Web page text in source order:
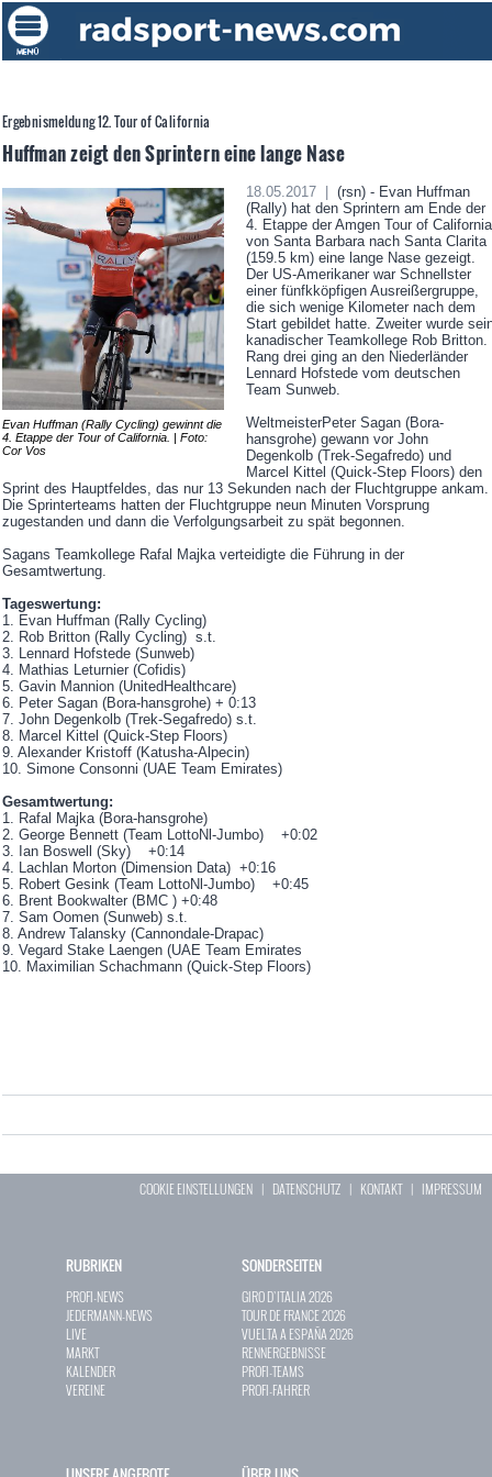
Ergebnismeldung 12. Tour of California
Huffman zeigt den Sprintern eine lange Nase
Evan Huffman (Rally Cycling) gewinnt die
4. Etappe der Tour of California. | Foto:
Cor Vos
18.05.2017 |
(rsn) - Evan Huffman
(Rally) hat den Sprintern am Ende der
4. Etappe der Amgen Tour of California
von Santa Barbara nach Santa Clarita
(159.5 km) eine lange Nase gezeigt.
Der US-Amerikaner war Schnellster
einer fünfkköpfigen Ausreißergruppe,
die sich wenige Kilometer nach dem
Start gebildet hatte. Zweiter wurde
kanadischer Teamkollege Rob Britton.
Rang drei ging an den Niederländer
Lennard Hofstede vom deutschen
Team Sunweb.
WeltmeisterPeter Sagan (Bora-
hansgrohe) gewann vor John
Degenkolb (Trek-Segafredo) und
Marcel Kittel (Quick-Step Floors) den
Sprint des Hauptfeldes, das nur 13 Sekunden nach der Fluchtgruppe ankam.
Die Sprinterteams hatten der Fluchtgruppe neun Minuten Vorsprung
zugestanden und dann die Verfolgungsarbeit zu spät begonnen.
Sagans Teamkollege Rafal Majka verteidigte die Führung in der
Gesamtwertung.
Tageswertung:
1. Evan Huffman (Rally Cycling)
2. Rob Britton (Rally Cycling) s.t.
3. Lennard Hofstede (Sunweb)
4. Mathias Leturnier (Cofidis)
5. Gavin Mannion (UnitedHealthcare)
6. Peter Sagan (Bora-hansgrohe) + 0:13
7. John Degenkolb (Trek-Segafredo) s.t.
8. Marcel Kittel (Quick-Step Floors)
9. Alexander Kristoff (Katusha-Alpecin)
10. Simone Consonni (UAE Team Emirates)
Gesamtwertung:
1. Rafal Majka (Bora-hansgrohe)
2. George Bennett (Team LottoNl-Jumbo) +0:02
3. Ian Boswell (Sky) +0:14
4. Lachlan Morton (Dimension Data) +0:16
5. Robert Gesink (Team LottoNl-Jumbo) +0:45
6. Brent Bookwalter (BMC ) +0:48
7. Sam Oomen (Sunweb) s.t.
8. Andrew Talansky (Cannondale-Drapac)
9. Vegard Stake Laengen (UAE Team Emirates
10. Maximilian Schachmann (Quick-Step Floors)
COOKIE EINSTELLUNGEN | DATENSCHUTZ | KONTAKT| IMPRESSUM
RUBRIKEN
PROFI-NEWS
JEDERMANN-NEWS
LIVE
MARKT
KALENDER
VEREINE
SONDERSEITEN
GIRO D`ITALIA 2026
TOUR DE FRANCE 2026
VUELTA A ESPAÑA 2026
RENNERGEBNISSE
PROFI-TEAMS
PROFI-FAHRER